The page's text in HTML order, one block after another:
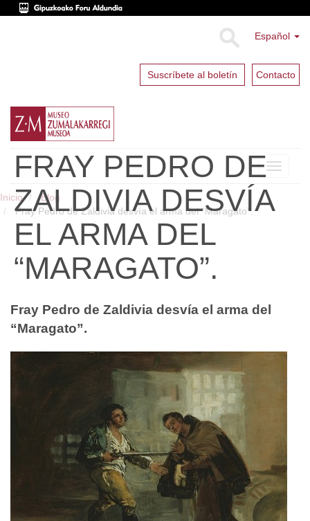
Español
Suscríbete al boletín Contacto
Toggle
Inicio
Blog
Fray Pedro de Zaldivia desvía el arma del “Maragato”.
FRAY PEDRO DE
ZALDIVIA DESVÍA
EL ARMA DEL
“MARAGATO”.
Fray Pedro de Zaldivia desvía el arma del
“Maragato”.